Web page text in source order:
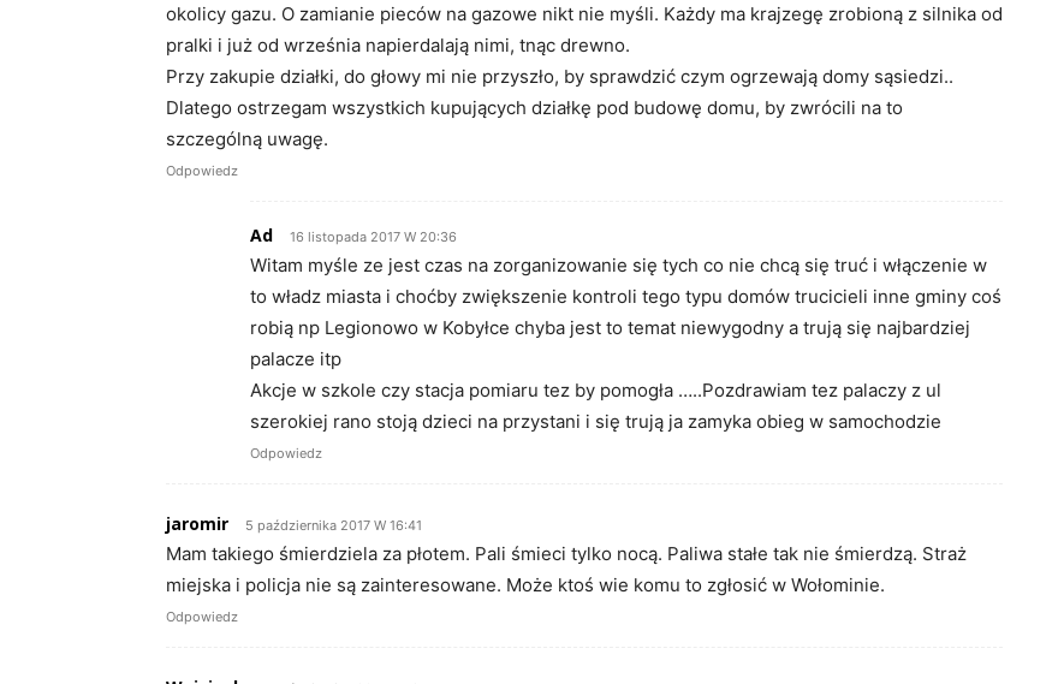
okolicy gazu. O zamianie pieców na gazowe nikt nie myśli. Każdy ma krajzegę zrobioną z silnika od
pralki i już od września napierdalają nimi, tnąc drewno.
Przy zakupie działki, do głowy mi nie przyszło, by sprawdzić czym ogrzewają domy sąsiedzi..
Dlatego ostrzegam wszystkich kupujących działkę pod budowę domu, by zwrócili na to
szczególną uwagę.
Odpowiedz
Ad 16 listopada 2017 W 20:36
Witam myśle ze jest czas na zorganizowanie się tych co nie chcą się truć i włączenie w
to władz miasta i choćby zwiększenie kontroli tego typu domów trucicieli inne gminy coś
robią np Legionowo w Kobyłce chyba jest to temat niewygodny a trują się najbardziej
palacze itp
Akcje w szkole czy stacja pomiaru tez by pomogła …..Pozdrawiam tez palaczy z ul
szerokiej rano stoją dzieci na przystani i się trują ja zamyka obieg w samochodzie
Odpowiedz
jaromir 5 października 2017 W 16:41
Mam takiego śmierdziela za płotem. Pali śmieci tylko nocą. Paliwa stałe tak nie śmierdzą. Straż
miejska i policja nie są zainteresowane. Może ktoś wie komu to zgłosić w Wołominie.
Odpowiedz